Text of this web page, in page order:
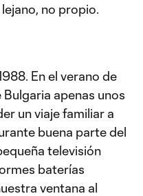
no propio.
En el verano de
apenas unos
un viaje familiar a
buena parte del
televisión
baterías
ventana al